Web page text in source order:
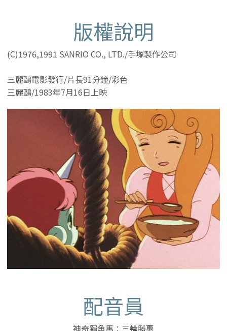
版權說明
(C)1976,1991 SANRIO CO., LTD./手塚製作公司
三麗鷗電影發行/片長91分鐘/彩色
三麗鷗/1983年7月16日上映
配音員
神奇獨角馬：三輪勝惠